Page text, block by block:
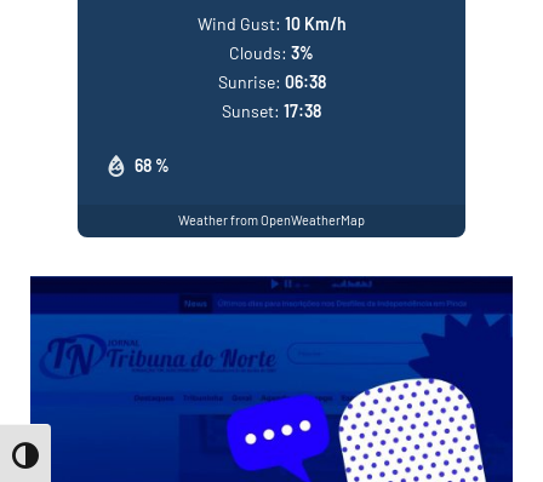
Toggle High Contrast
68 %
Wind Gust: 10 Km/h
Clouds: 3%
Sunrise: 06:38
Sunset: 17:38
Weather from OpenWeatherMap